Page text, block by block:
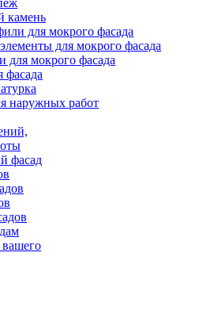
камень
для мокрого фасада
для мокрого фасада
для мокрого фасада
фасада
наружных работ
фасад